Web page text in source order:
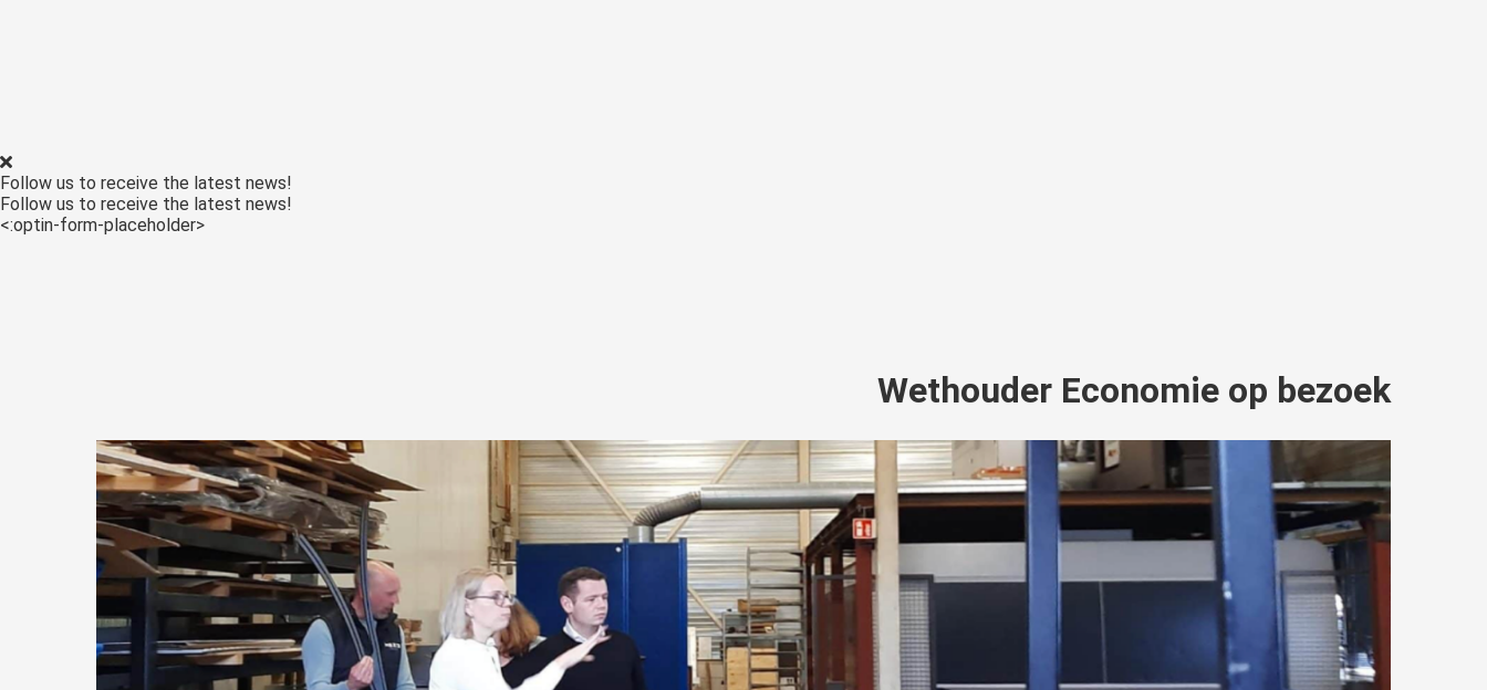
Follow us to receive the latest news!
Follow us to receive the latest news!
<:optin-form-placeholder>
Wethouder Economie op bezoek